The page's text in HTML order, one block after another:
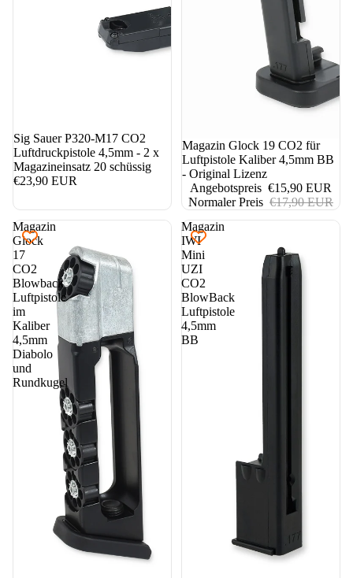
Sig Sauer P320-M17 CO2
Luftdruckpistole 4,5mm - 2 x
Magazineinsatz 20 schüssig
€23,90 EUR
11%
Magazin Glock 19 CO2 für
Luftpistole Kaliber 4,5mm BB
- Original Lizenz
Angebotspreis €15,90 EUR
Normaler Preis €17,90 EUR
Magazin
Glock
17
CO2
Blowback
Luftpistole
im
Kaliber
4,5mm
Diabolo
und
Rundkugel
Magazin
IWI
Mini
UZI
CO2
BlowBack
Luftpistole
4,5mm
BB